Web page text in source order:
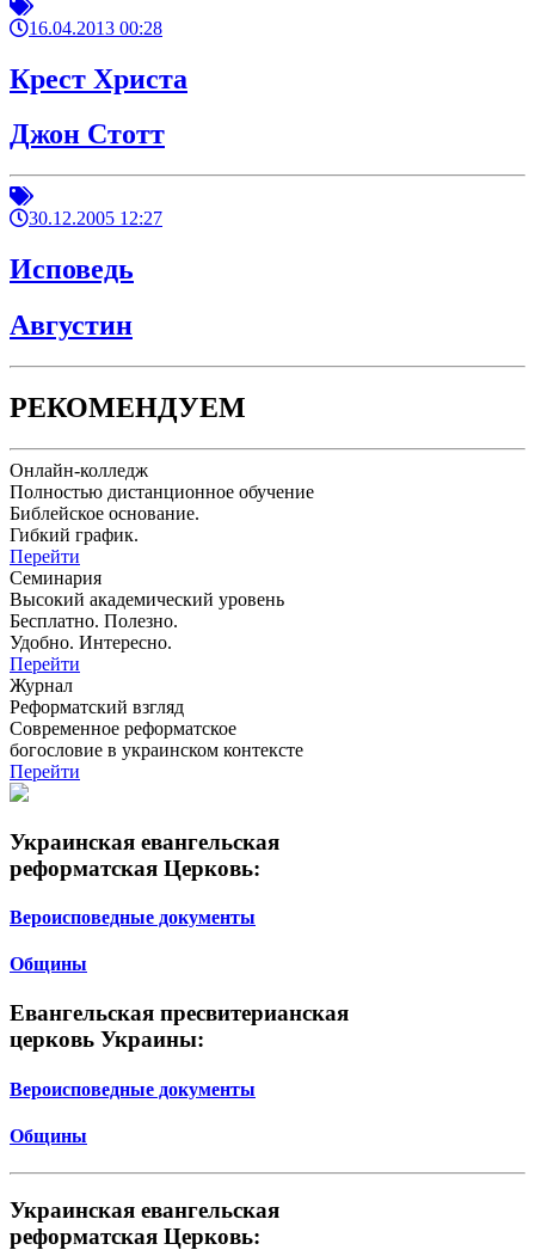
16.04.2013 00:28
Крест Христа
Джон Стотт
30.12.2005 12:27
Исповедь
Августин
РЕКОМЕНДУЕМ
Онлайн-колледж
Полностью дистанционное обучение
Библейское основание.
Гибкий график.
Перейти
Семинария
Высокий академический уровень
Бесплатно. Полезно.
Удобно. Интересно.
Перейти
Журнал
Реформатский взгляд
Современное реформатское
богословие в украинском контексте
Перейти
Украинская евангельская
реформатская Церковь:
Вероисповедные документы
Общины
Евангельская пресвитерианская
церковь Украины:
Вероисповедные документы
Общины
Украинская евангельская
реформатская Церковь: